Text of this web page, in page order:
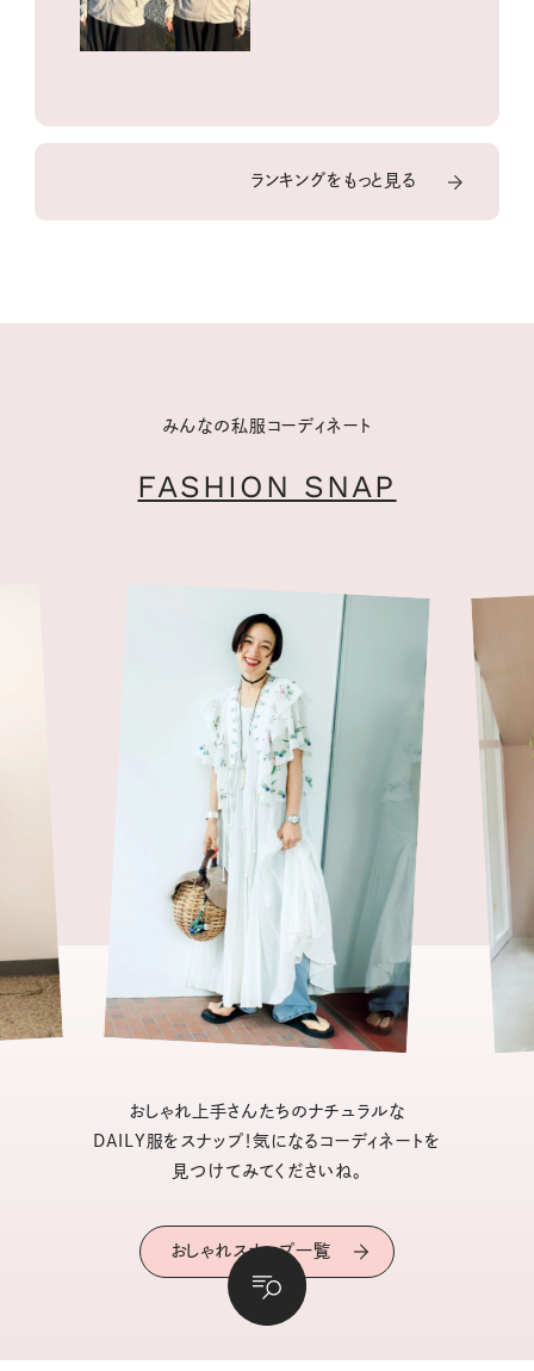
ランキングをもっと見る
みんなの私服コーディネート
FASHION SNAP
おしゃれ上手さんたちのナチュラルな
DAILY服をスナップ！気になるコーディネートを
見つけてみてくださいね。
おしゃれスナップ一覧